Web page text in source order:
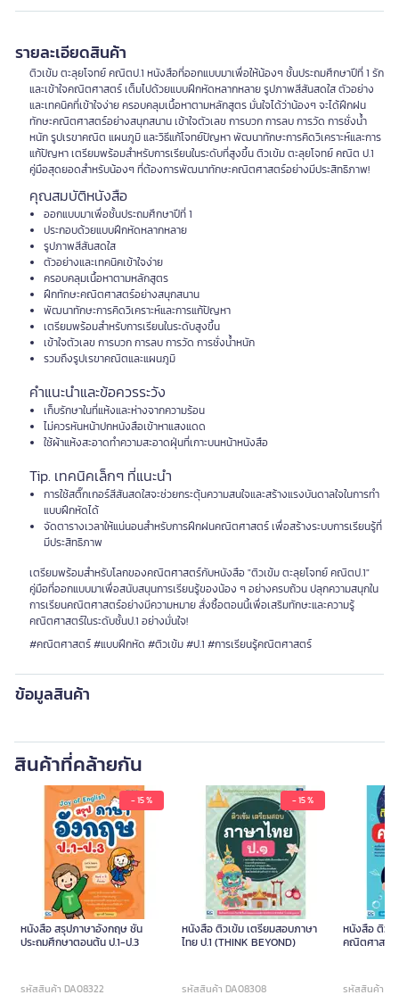
รายละเอียดสินค้า
ติวเข้ม ตะลุยโจทย์ คณิตป.1 หนังสือที่ออกแบบมาเพื่อให้น้องๆ ชั้นประถมศึกษาปีที่ 1 รัก
และเข้าใจคณิตศาสตร์ เต็มไปด้วยแบบฝึกหัดหลากหลาย รูปภาพสีสันสดใส ตัวอย่าง
และเทคนิคที่เข้าใจง่าย ครอบคลุมเนื้อหาตามหลักสูตร มั่นใจได้ว่าน้องๆ จะได้ฝึกฝน
ทักษะคณิตศาสตร์อย่างสนุกสนาน เข้าใจตัวเลข การบวก การลบ การวัด การชั่งน้ำ
หนัก รูปเรขาคณิต แผนภูมิ และวิธีแก้โจทย์ปัญหา พัฒนาทักษะการคิดวิเคราะห์และการ
แก้ปัญหา เตรียมพร้อมสำหรับการเรียนในระดับที่สูงขึ้น ติวเข้ม ตะลุยโจทย์ คณิต ป.1
คู่มือสุดยอดสำหรับน้องๆ ที่ต้องการพัฒนาทักษะคณิตศาสตร์อย่างมีประสิทธิภาพ!
คุณสมบัติหนังสือ
ออกแบบมาเพื่อชั้นประถมศึกษาปีที่ 1
ประกอบด้วยแบบฝึกหัดหลากหลาย
รูปภาพสีสันสดใส
ตัวอย่างและเทคนิคเข้าใจง่าย
ครอบคลุมเนื้อหาตามหลักสูตร
ฝึกทักษะคณิตศาสตร์อย่างสนุกสนาน
พัฒนาทักษะการคิดวิเคราะห์และการแก้ปัญหา
เตรียมพร้อมสำหรับการเรียนในระดับสูงขึ้น
เข้าใจตัวเลข การบวก การลบ การวัด การชั่งน้ำหนัก
รวมถึงรูปเรขาคณิตและแผนภูมิ
คำแนะนำและข้อควรระวัง
เก็บรักษาในที่แห้งและห่างจากความร้อน
ไม่ควรหันหน้าปกหนังสือเข้าหาแสงแดด
ใช้ผ้าแห้งสะอาดทำความสะอาดฝุ่นที่เกาะบนหน้าหนังสือ
Tip. เทคนิคเล็กๆ ที่แนะนำ
การใช้สติ๊กเกอร์สีสันสดใสจะช่วยกระตุ้นความสนใจและสร้างแรงบันดาลใจในการทำ
แบบฝึกหัดได้
จัดตารางเวลาให้แน่นอนสำหรับการฝึกฝนคณิตศาสตร์ เพื่อสร้างระบบการเรียนรู้ที่
มีประสิทธิภาพ
เตรียมพร้อมสำหรับโลกของคณิตศาสตร์กับหนังสือ "ติวเข้ม ตะลุยโจทย์ คณิตป.1"
คู่มือที่ออกแบบมาเพื่อสนับสนุนการเรียนรู้ของน้อง ๆ อย่างครบถ้วน ปลุกความสนุกใน
การเรียนคณิตศาสตร์อย่างมีความหมาย สั่งซื้อตอนนี้เพื่อเสริมทักษะและความรู้
คณิตศาสตร์ในระดับชั้นป.1 อย่างมั่นใจ!
#คณิตศาสตร์ #แบบฝึกหัด #ติวเข้ม #ป.1 #การเรียนรู้คณิตศาสตร์
ข้อมูลสินค้า
สินค้าที่คล้ายกัน
- 15 %
หนังสือ สรุปภาษาอังกฤษ ชั้น
ประถมศึกษาตอนต้น ป.1-ป.3
รหัสสินค้า DA08322
- 15 %
หนังสือ ติวเข้ม เตรียมสอบภาษา
ไทย ป.1 (THINK BEYOND)
รหัสสินค้า DA08308
หนังสือ ติวเ
คณิตศาสตร์
รหัสสินค้า